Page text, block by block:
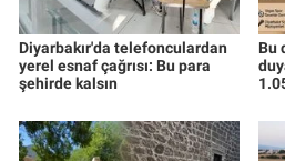
Diyarbakır'da telefonculardan
yerel esnaf çağrısı: Bu para
şehirde kalsın
Bu